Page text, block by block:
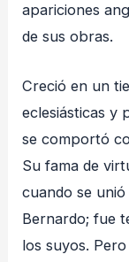
apariciones
de sus obras.
Creció en un
eclesiásticas y
se comportó
Su fama de
cuando se
Bernardo; fue
los suyos.